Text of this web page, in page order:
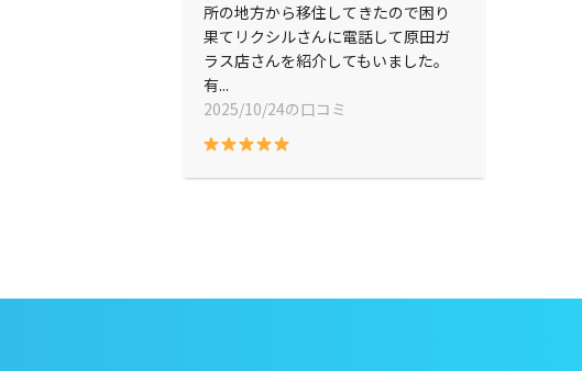
所の地方から移住してきたので困り
果てリクシルさんに電話して原田ガ
ラス店さんを紹介してもいました。
有...
2025/10/24の口コミ